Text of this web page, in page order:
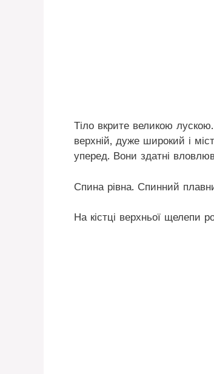
Тіло вкрите великою
верхній, дуже широкий і
уперед. Вони здатні
Спина рівна. Спинний
На кістці верхньої щелепи